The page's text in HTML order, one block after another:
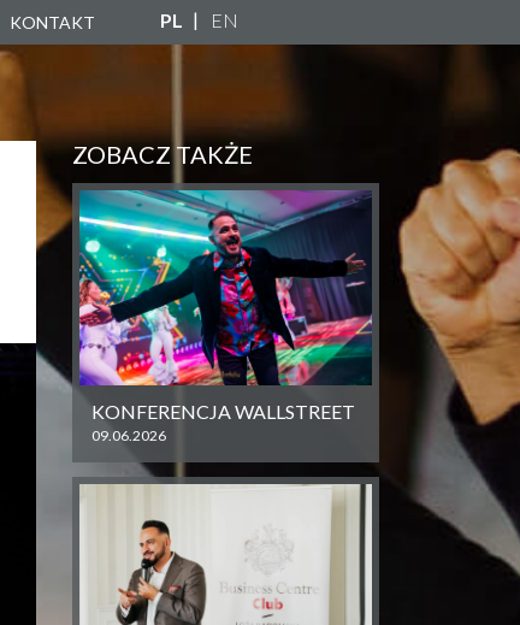
KONTAKT PL EN
ZOBACZ TAKŻE
KONFERENCJA WALLSTREET
09.06.2026